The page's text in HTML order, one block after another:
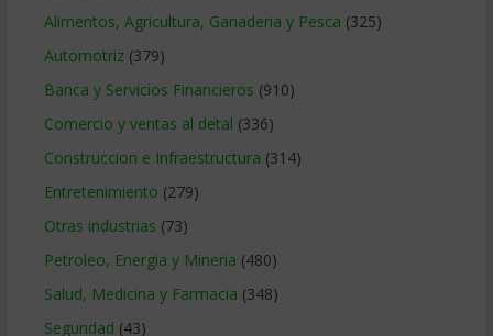
Alimentos, Agricultura, Ganaderia y Pesca (325)
Automotriz(379)
Banca y Servicios Financieros (910)
Comercio y ventas al detal (336)
Construccion e Infraestructura (314)
Entretenimiento (279)
Otras industrias (73)
Petroleo, Energia y Mineria (480)
Salud, Medicina y Farmacia (348)
Seguridad (43)